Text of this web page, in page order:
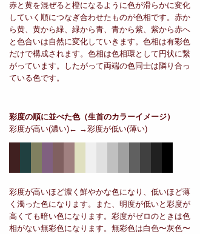
赤と黄を混ぜると橙になるように色が滑らかに変化
していく順につなぎ合わせたものが色相です。赤か
ら黄、黄から緑、緑から青、青から紫、紫から赤へ
と色合いは自然に変化していきます。色相は有彩色
だけで構成されます。色相は色相環として円状に繋
がっています。したがって両端の色同士は隣り合っ
ている色です。
彩度の順に並べた色（生首のカラーイメージ）
彩度が高い(濃い)← →彩度が低い(薄い)
彩度が高いほど濃く鮮やかな色になり、低いほど薄
く濁った色になります。また、明度が低いと彩度が
高くても暗い色になります。彩度がゼロのときは色
相がない無彩色になります。無彩色は白色〜灰色〜